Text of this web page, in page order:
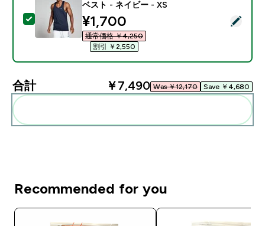
この商品を選択 - MP メンズ トレーニング ストリン
ベスト - ネイビー - XS
discounted price
¥1,700‎
通常価格 ￥4,250‎
割引 ￥2,550‎
合計 ￥7,490‎ Was ￥12,170‎ Save ￥4,680‎
Recommended for you